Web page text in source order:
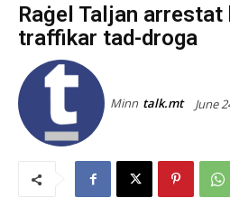
Raġel Taljan arrestat
traffikar tad-droga
Minn talk.mt June